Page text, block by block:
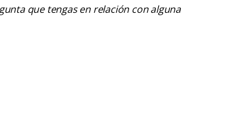
que tengas en relación con alguna